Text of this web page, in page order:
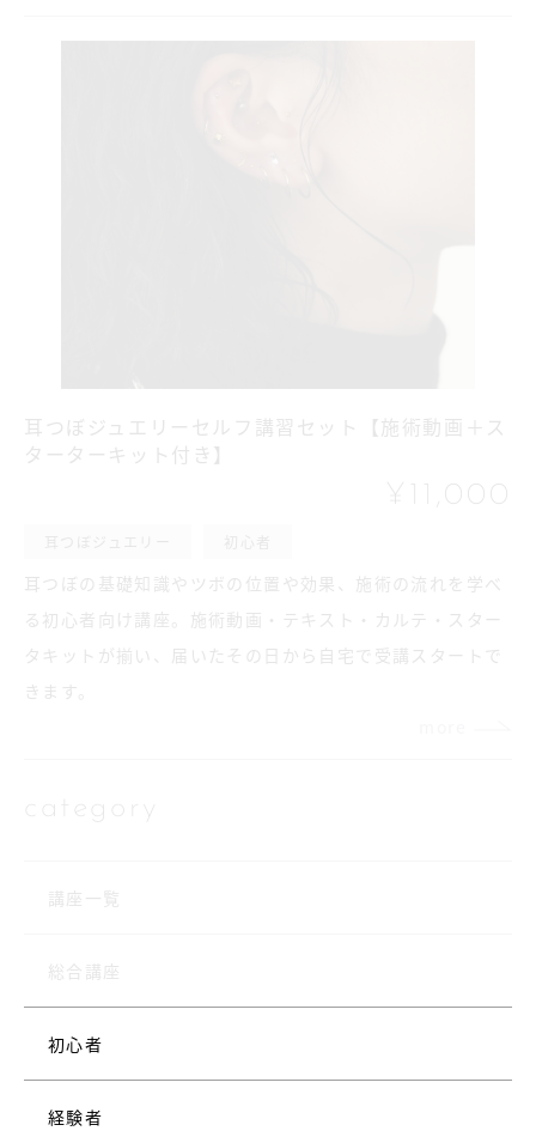
耳つぼジュエリーセルフ講習セット【施術動画＋ス
ターターキット付き】
¥11,000
耳つぼの基礎知識やツボの位置や効果、施術の流れを学べ
る初心者向け講座。施術動画・テキスト・カルテ・スター
タキットが揃い、届いたその日から自宅で受講スタートで
きます。
category
講座一覧
総合講座
初心者
経験者